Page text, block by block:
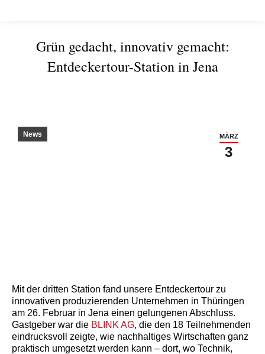
Grün gedacht, innovativ gemacht:
Entdeckertour-Station in Jena
MÄRZ
3
News
Mit der dritten Station fand unsere Entdeckertour zu
innovativen produzierenden Unternehmen in Thüringen
am 26. Februar in Jena einen gelungenen Abschluss.
Gastgeber war die BLINK AG, die den 18 Teilnehmenden
eindrucksvoll zeigte, wie nachhaltiges Wirtschaften ganz
praktisch umgesetzt werden kann – dort, wo Technik,